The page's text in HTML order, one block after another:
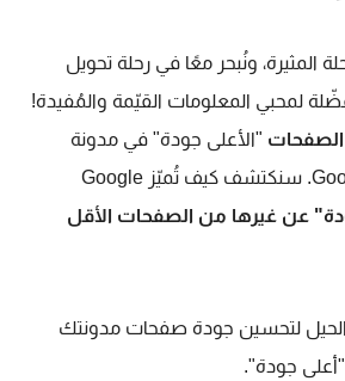
المثيرة، ونُبحر معًا في رحلة تحويل
لمحبي المعلومات القيّمة والمُفيدة!
الصفحات "الأعلى جودة" في مدونة
عن غيرها من الصفحات الأقل
لتحسين جودة صفحات مدونتك
جودة".